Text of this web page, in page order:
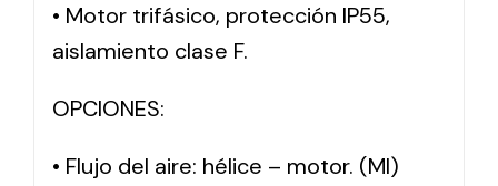
• Motor trifásico, protección IP55,
aislamiento clase F.
OPCIONES:
• Flujo del aire: hélice – motor. (MI)